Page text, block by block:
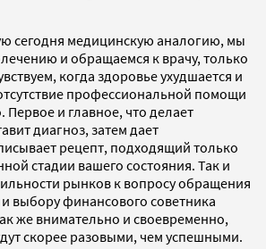
сегодня медицинскую аналогию, мы
и обращаемся к врачу, только
когда здоровье ухудшается и
профессиональной помощи
и главное, что делает
диагноз, затем дает
рецепт, подходящий только
стадии вашего состояния. Так и
рынков к вопросу обращения
выбору финансового советника
же внимательно и своевременно,
скорее разовыми, чем успешными.